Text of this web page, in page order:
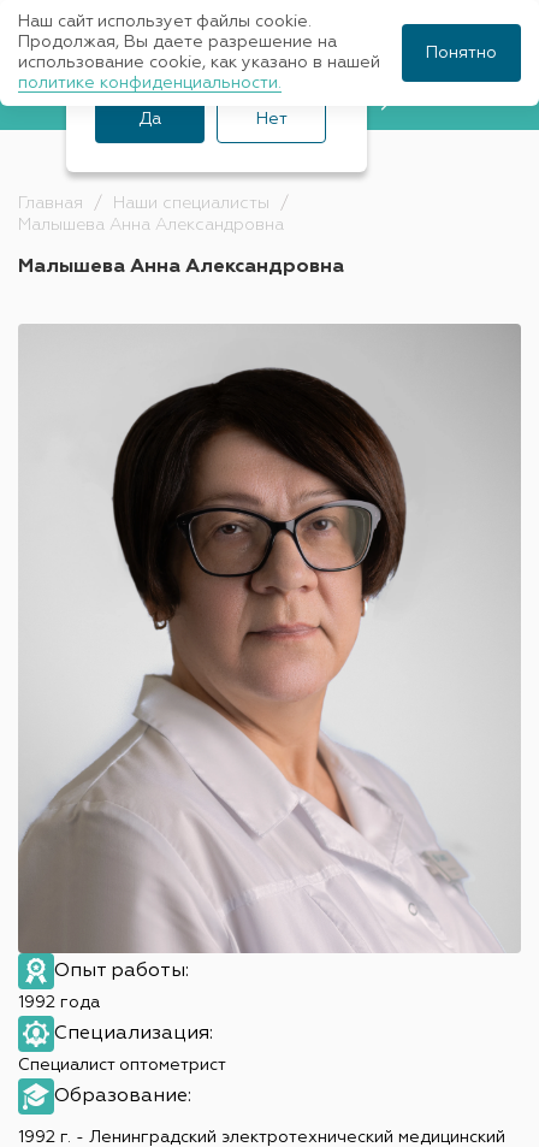
Записаться к врачу
Главная
Наши специалисты
Малышева Анна Александровна
Малышева Анна Александровна
Опыт работы:
1992 года
Специализация:
Специалист оптометрист
Образование:
1992 г. - Ленинградский электротехнический медицинский
Ваш город Санкт-
Петербург?
Да Нет
Наш сайт использует файлы cookie.
Продолжая, Вы даете разрешение на
использование cookie, как указано в нашей
политике конфиденциальности.
Понятно